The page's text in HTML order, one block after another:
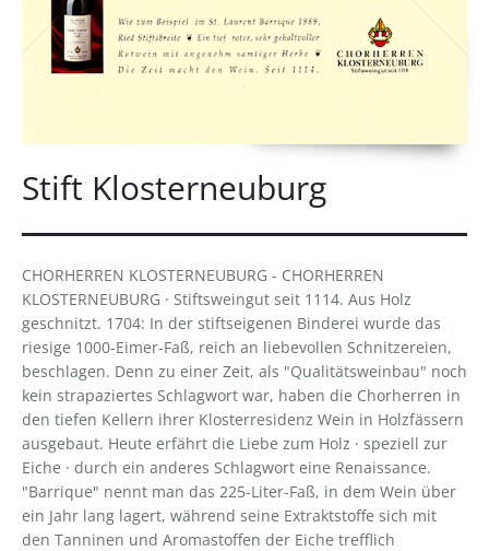
Stift Klosterneuburg
CHORHERREN KLOSTERNEUBURG - CHORHERREN
KLOSTERNEUBURG · Stiftsweingut seit 1114. Aus Holz
geschnitzt. 1704: In der stiftseigenen Binderei wurde das
riesige 1000-Eimer-Faß, reich an liebevollen Schnitzereien,
beschlagen. Denn zu einer Zeit, als "Qualitätsweinbau" noch
kein strapaziertes Schlagwort war, haben die Chorherren in
den tiefen Kellern ihrer Klosterresidenz Wein in Holzfässern
ausgebaut. Heute erfährt die Liebe zum Holz · speziell zur
Eiche · durch ein anderes Schlagwort eine Renaissance.
"Barrique" nennt man das 225-Liter-Faß, in dem Wein über
ein Jahr lang lagert, während seine Extraktstoffe sich mit
den Tanninen und Aromastoffen der Eiche trefflich